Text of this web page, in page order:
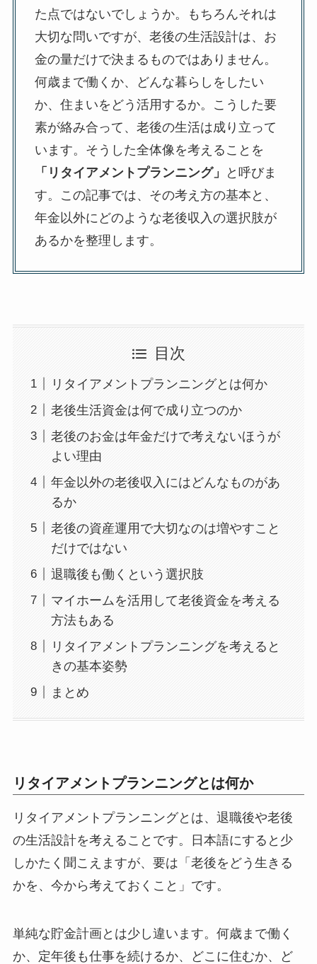
た点ではないでしょうか。もちろんそれは
大切な問いですが、老後の生活設計は、お
金の量だけで決まるものではありません。
何歳まで働くか、どんな暮らしをしたい
か、住まいをどう活用するか。こうした要
素が絡み合って、老後の生活は成り立って
います。そうした全体像を考えることを
「リタイアメントプランニング」
と呼びま
す。この記事では、その考え方の基本と、
年金以外にどのような老後収入の選択肢が
あるかを整理します。
目次
リタイアメントプランニングとは何か
老後生活資金は何で成り立つのか
老後のお金は年金だけで考えないほうが
よい理由
年金以外の老後収入にはどんなものがあ
るか
老後の資産運用で大切なのは増やすこと
だけではない
退職後も働くという選択肢
マイホームを活用して老後資金を考える
方法もある
リタイアメントプランニングを考えると
きの基本姿勢
まとめ
リタイアメントプランニングとは何か
リタイアメントプランニングとは、退職後や老後
の生活設計を考えることです。日本語にすると少
しかたく聞こえますが、要は「老後をどう生きる
かを、今から考えておくこと」です。
単純な貯金計画とは少し違います。何歳まで働く
か、定年後も仕事を続けるか、どこに住むか、ど